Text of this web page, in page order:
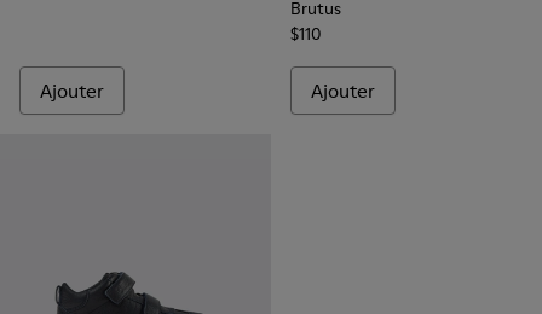
Ajouter
Brutus
$110
Ajouter